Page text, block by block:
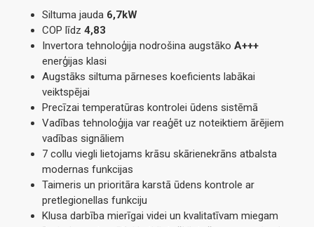
Siltuma jauda 6,7kW
COP līdz 4,83
Invertora tehnoloģija nodrošina augstāko A+++
enerģijas klasi
Augstāks siltuma pārneses koeficients labākai
veiktspējai
Precīzai temperatūras kontrolei ūdens sistēmā
Vadības tehnoloģija var reaģēt uz noteiktiem ārējiem
vadības signāliem
7 collu viegli lietojams krāsu skārienekrāns atbalsta
modernas funkcijas
Taimeris un prioritāra karstā ūdens kontrole ar
pretlegionellas funkciju
Klusa darbība mierīgai videi un kvalitatīvam miegam